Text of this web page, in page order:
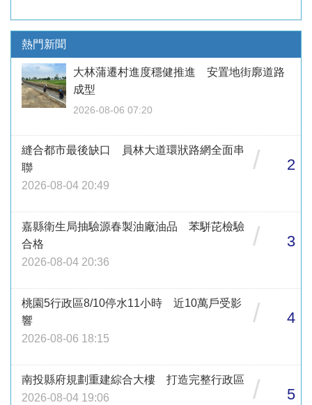
熱門新聞
大林蒲遷村進度穩健推進 安置地街廓道路
成型
2026-08-06 07:20
縫合都市最後缺口 員林大道環狀路網全面串
聯
2026-08-04 20:49
/ 2
嘉縣衛生局抽驗源春製油廠油品 苯駢芘檢驗
合格
2026-08-04 20:36
/ 3
桃園5行政區8/10停水11小時 近10萬戶受影
響
2026-08-06 18:15
/ 4
南投縣府規劃重建綜合大樓 打造完整行政區
2026-08-04 19:06
/ 5